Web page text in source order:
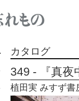
カタログ
349 - 『真
植田実 みすず書